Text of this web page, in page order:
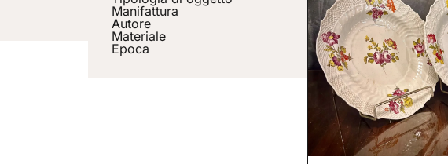
Manifattura
Autore
Materiale
Epoca